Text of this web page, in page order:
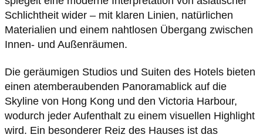
Schlichtheit wider – mit klaren Linien, natürlichen
Materialien und einem nahtlosen Übergang zwischen
Innen- und Außenräumen.
Die geräumigen Studios und Suiten des Hotels bieten
einen atemberaubenden Panoramablick auf die
Skyline von Hong Kong und den Victoria Harbour,
wodurch jeder Aufenthalt zu einem visuellen Highlight
wird. Ein besonderer Reiz des Hauses ist das